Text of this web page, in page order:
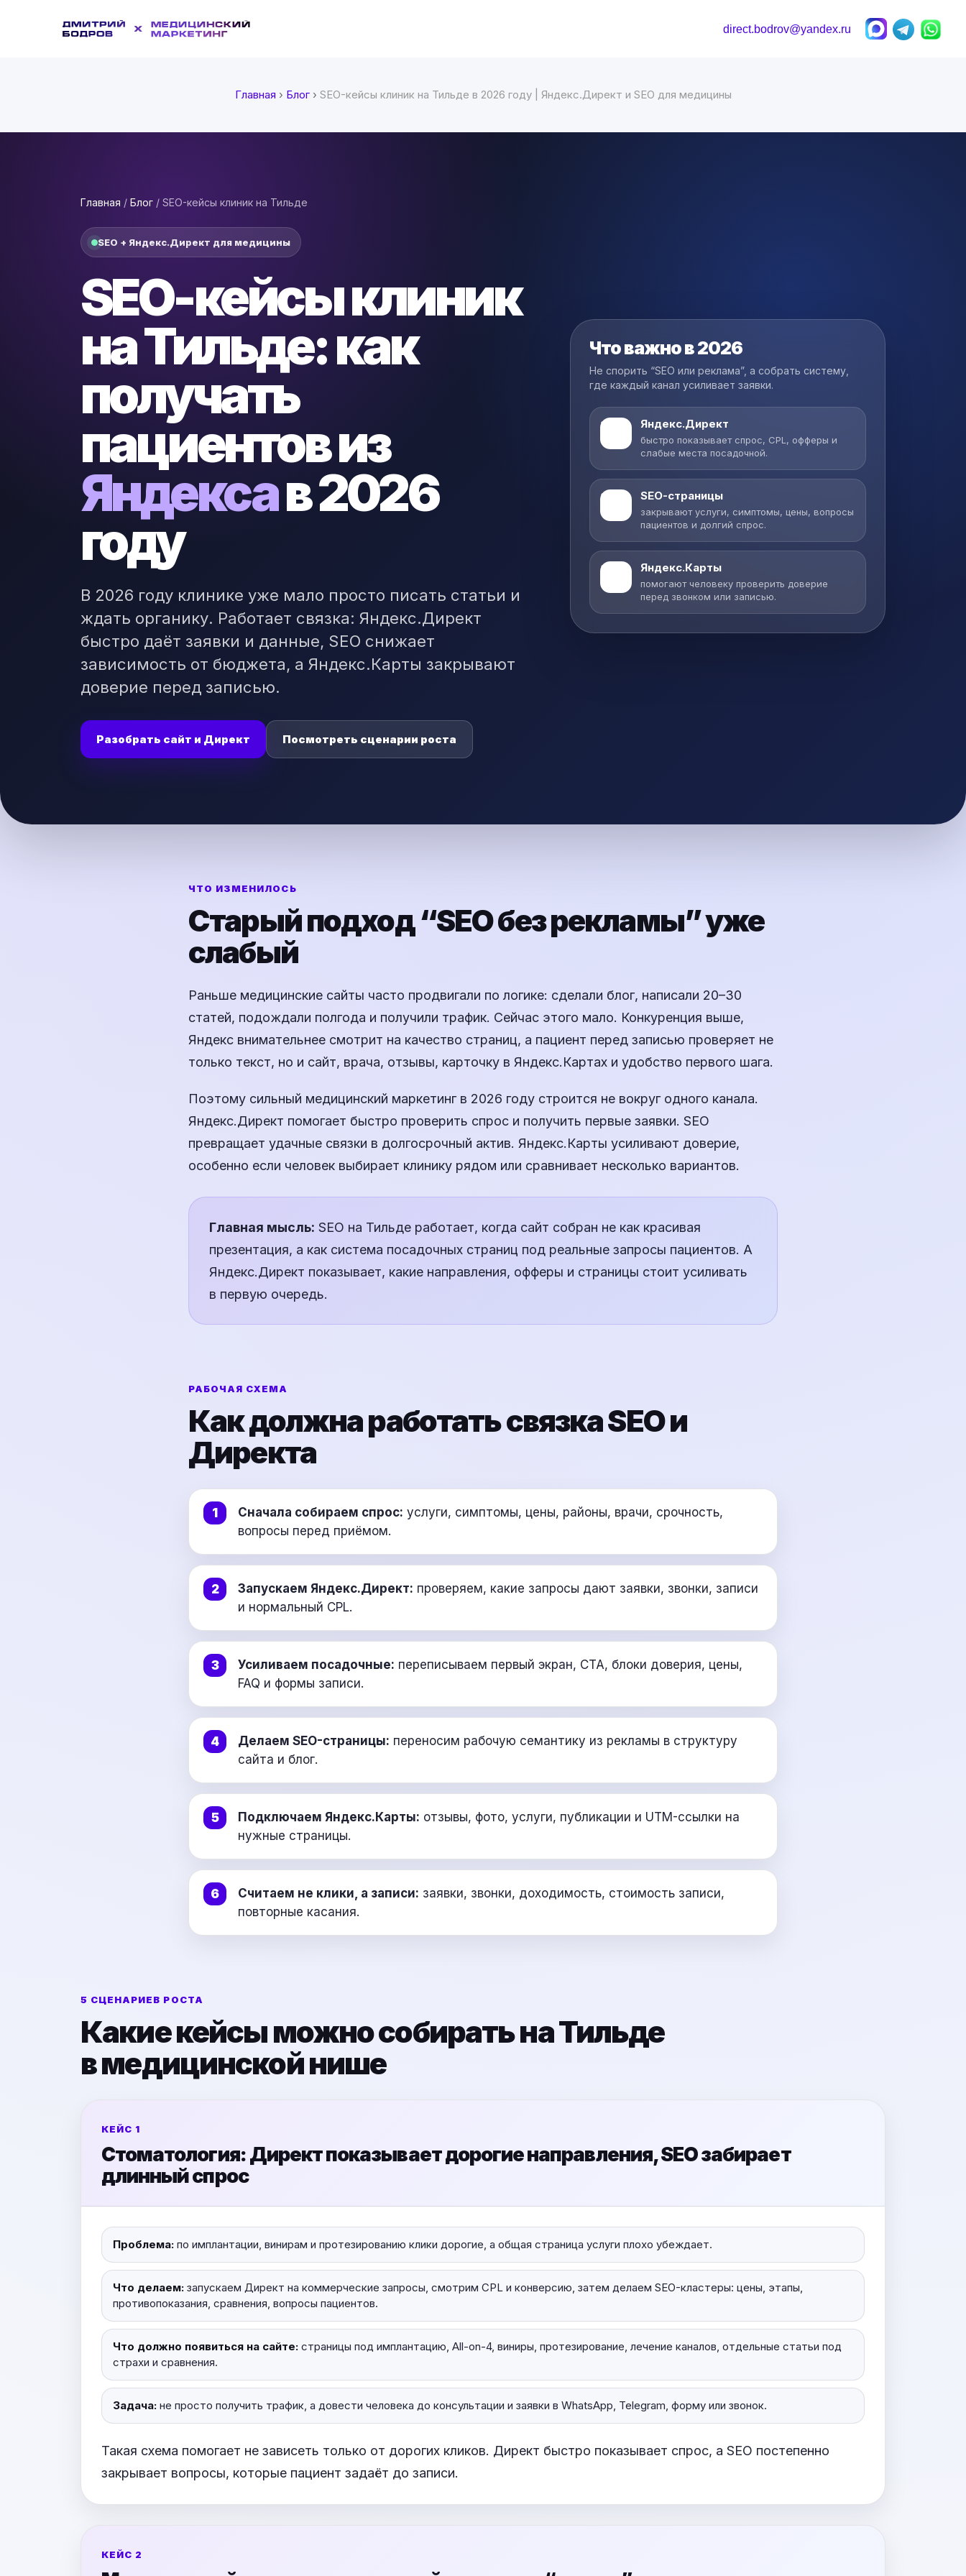
direct.bodrov@yandex.ru
Главная › Блог› SEO-кейсы клиник на Тильде в 2026 году | Яндекс.Директ и SEO для медицины
Главная / Блог / SEO-кейсы клиник на Тильде
SEO + Яндекс.Директ для медицины
SEO-кейсы клиник
на Тильде: как
получать
пациентов из
Яндексав 2026
году
В 2026 году клинике уже мало просто писать статьи и
ждать органику. Работает связка: Яндекс.Директ
быстро даёт заявки и данные, SEO снижает
зависимость от бюджета, а Яндекс.Карты закрывают
доверие перед записью.
Разобрать сайт и Директ Посмотреть сценарии роста
Что важно в 2026
Не спорить “SEO или реклама”, а собрать систему,
где каждый канал усиливает заявки.
1 Яндекс.Директ
быстро показывает спрос, CPL, офферы и
слабые места посадочной.
2 SEO-страницы
закрывают услуги, симптомы, цены, вопросы
пациентов и долгий спрос.
3 Яндекс.Карты
помогают человеку проверить доверие
перед звонком или записью.
ЧТО ИЗМЕНИЛОСЬ
Старый подход “SEO без рекламы” уже
слабый
Раньше медицинские сайты часто продвигали по логике: сделали блог, написали 20–30
статей, подождали полгода и получили трафик. Сейчас этого мало. Конкуренция выше,
Яндекс внимательнее смотрит на качество страниц, а пациент перед записью проверяет не
только текст, но и сайт, врача, отзывы, карточку в Яндекс.Картах и удобство первого шага.
Поэтому сильный медицинский маркетинг в 2026 году строится не вокруг одного канала.
Яндекс.Директ помогает быстро проверить спрос и получить первые заявки. SEO
превращает удачные связки в долгосрочный актив. Яндекс.Карты усиливают доверие,
особенно если человек выбирает клинику рядом или сравнивает несколько вариантов.
Главная мысль: SEO на Тильде работает, когда сайт собран не как красивая
презентация, а как система посадочных страниц под реальные запросы пациентов. А
Яндекс.Директ показывает, какие направления, офферы и страницы стоит усиливать
в первую очередь.
РАБОЧАЯ СХЕМА
Как должна работать связка SEO и
Директа
Сначала собираем спрос: услуги, симптомы, цены, районы, врачи, срочность,
вопросы перед приёмом.
Запускаем Яндекс.Директ: проверяем, какие запросы дают заявки, звонки, записи
и нормальный CPL.
Усиливаем посадочные: переписываем первый экран, CTA, блоки доверия, цены,
FAQ и формы записи.
Делаем SEO-страницы: переносим рабочую семантику из рекламы в структуру
сайта и блог.
Подключаем Яндекс.Карты: отзывы, фото, услуги, публикации и UTM-ссылки на
нужные страницы.
Считаем не клики, а записи: заявки, звонки, доходимость, стоимость записи,
повторные касания.
5 СЦЕНАРИЕВ РОСТА
Какие кейсы можно собирать на Тильде
в медицинской нише
КЕЙС 1
Стоматология: Директ показывает дорогие направления, SEO забирает
длинный спрос
Проблема: по имплантации, винирам и протезированию клики дорогие, а общая страница услуги плохо убеждает.
Что делаем: запускаем Директ на коммерческие запросы, смотрим CPL и конверсию, затем делаем SEO-кластеры: цены, этапы,
противопоказания, сравнения, вопросы пациентов.
Что должно появиться на сайте: страницы под имплантацию, All-on-4, виниры, протезирование, лечение каналов, отдельные статьи под
страхи и сравнения.
Задача: не просто получить трафик, а довести человека до консультации и заявки в WhatsApp, Telegram, форму или звонок.
Такая схема помогает не зависеть только от дорогих кликов. Директ быстро показывает спрос, а SEO постепенно
закрывает вопросы, которые пациент задаёт до записи.
КЕЙС 2